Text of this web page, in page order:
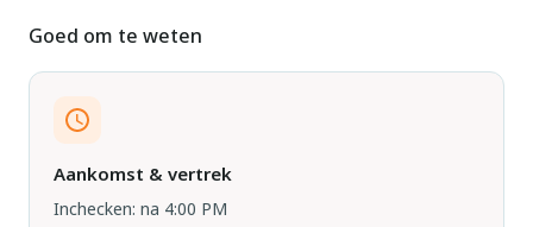
Goed om te weten
Aankomst & vertrek
Inchecken: na 4:00 PM